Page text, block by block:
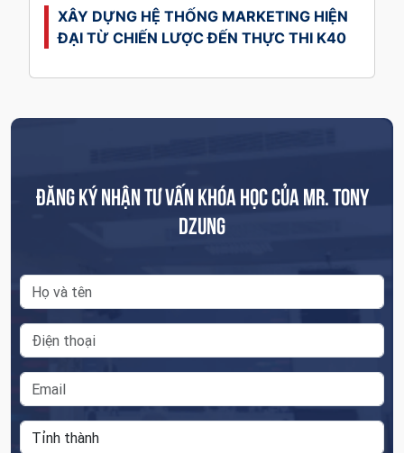
XÂY DỰNG HỆ THỐNG MARKETING HIỆN
ĐẠI TỪ CHIẾN LƯỢC ĐẾN THỰC THI K40
ĐĂNG KÝ NHẬN TƯ VẤN KHÓA HỌC CỦA MR. TONY
DZUNG